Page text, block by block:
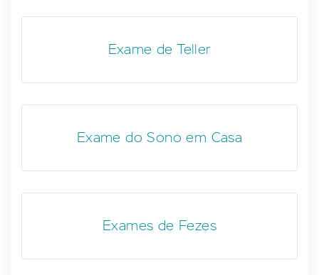
Exame de Teller
Exame do Sono em Casa
Exames de Fezes